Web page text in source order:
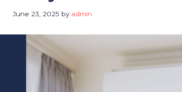
June 23, 2025 by admin